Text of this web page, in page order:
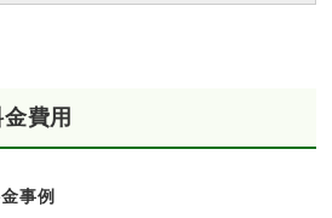
費用
事例